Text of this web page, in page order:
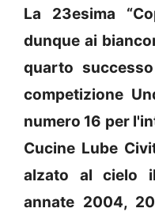
La 23esima
dunque ai
quarto
competizione
numero 16 per
Cucine Lube
alzato al cielo
annate 2004,